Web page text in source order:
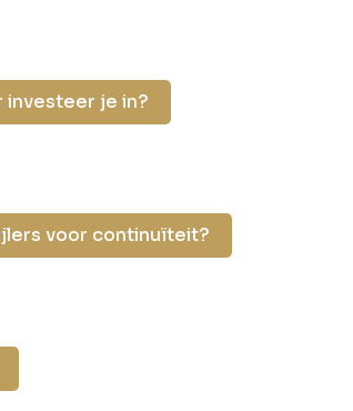
investeer je in?
voor continuïteit?